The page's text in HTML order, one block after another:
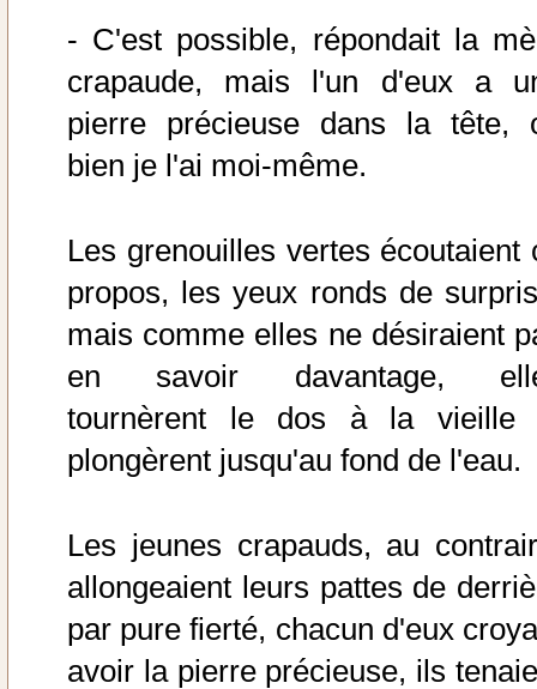
- C'est possible, répondait la
crapaude, mais l'un d'eux a
pierre précieuse dans la tête,
bien je l'ai moi-même.
Les grenouilles vertes écoutaient
propos, les yeux ronds de
mais comme elles ne désiraient
en savoir davantage,
tournèrent le dos à la vieille
plongèrent jusqu'au fond de l'eau.
Les jeunes crapauds, au
allongeaient leurs pattes de
par pure fierté, chacun d'eux
avoir la pierre précieuse, ils